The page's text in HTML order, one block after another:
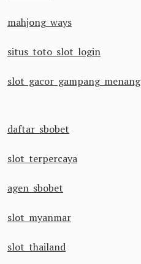
mahjong ways
situs toto slot login
slot gacor gampang menang
daftar sbobet
slot terpercaya
agen sbobet
slot myanmar
slot thailand